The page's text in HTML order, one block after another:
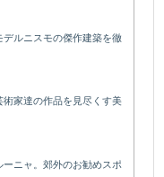
ルニスモの傑作建築を徹
術家達の作品を見尽くす美
ニャ。郊外のお勧めスポ